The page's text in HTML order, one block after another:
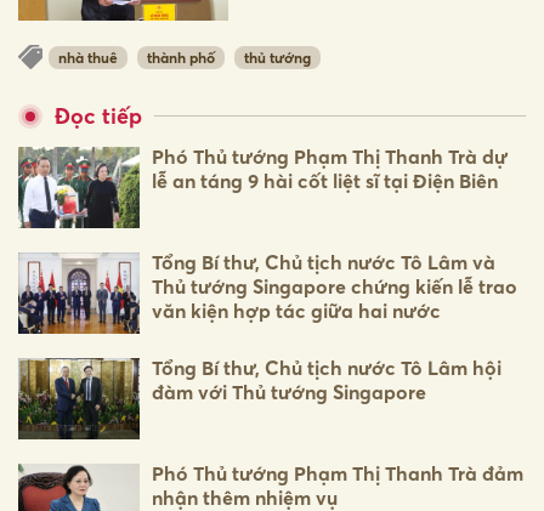
nhà thuê thành phố thủ tướng
Đọc tiếp
Phó Thủ tướng Phạm Thị Thanh Trà dự
lễ an táng 9 hài cốt liệt sĩ tại Điện Biên
Tổng Bí thư, Chủ tịch nước Tô Lâm và
Thủ tướng Singapore chứng kiến lễ trao
văn kiện hợp tác giữa hai nước
Tổng Bí thư, Chủ tịch nước Tô Lâm hội
đàm với Thủ tướng Singapore
Phó Thủ tướng Phạm Thị Thanh Trà đảm
nhận thêm nhiệm vụ